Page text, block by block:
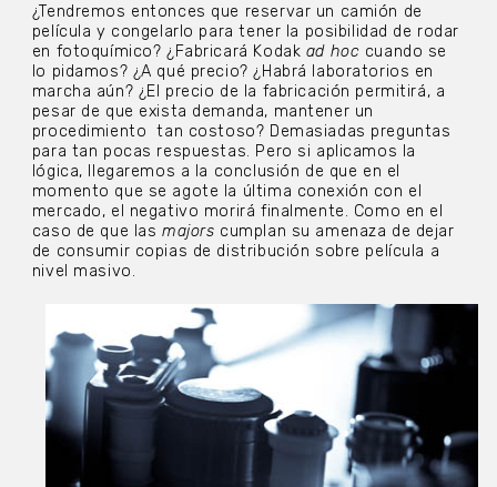
¿Tendremos entonces que reservar un camión de
película y congelarlo para tener la posibilidad de rodar
en fotoquímico? ¿Fabricará Kodak ad hoc cuando se
lo pidamos? ¿A qué precio? ¿Habrá laboratorios en
marcha aún? ¿El precio de la fabricación permitirá, a
pesar de que exista demanda, mantener un
procedimiento tan costoso? Demasiadas preguntas
para tan pocas respuestas. Pero si aplicamos la
lógica, llegaremos a la conclusión de que en el
momento que se agote la última conexión con el
mercado, el negativo morirá finalmente. Como en el
caso de que lasmajors cumplan su amenaza de dejar
de consumir copias de distribución sobre película a
nivel masivo.